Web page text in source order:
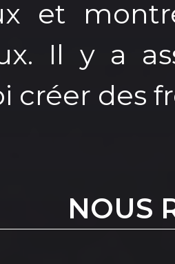
et
Il y a
créer des
NOUS